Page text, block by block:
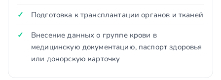
Подготовка к трансплантации органов и тканей
Внесение данных о группе крови в
медицинскую документацию, паспорт здоровья
или донорскую карточку